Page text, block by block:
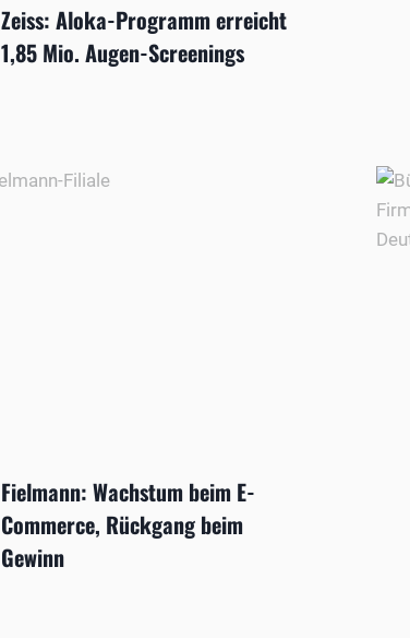
Zeiss: Aloka-Programm erreicht
1,85 Mio. Augen-Screenings
Fielmann: Wachstum beim E-
Commerce, Rückgang beim
Gewinn